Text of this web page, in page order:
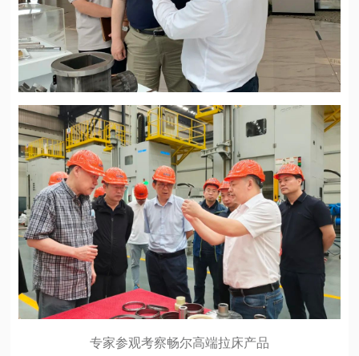
专家参观考察畅尔高端拉床产品